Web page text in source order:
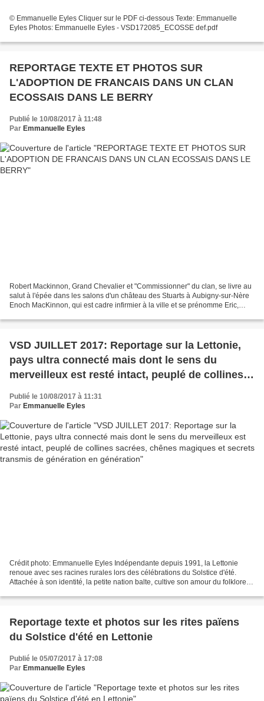
© Emmanuelle Eyles Cliquer sur le PDF ci-dessous Texte: Emmanuelle
Eyles Photos: Emmanuelle Eyles - VSD172085_ECOSSE def.pdf
REPORTAGE TEXTE ET PHOTOS SUR
L'ADOPTION DE FRANCAIS DANS UN CLAN
ECOSSAIS DANS LE BERRY
Publié le 10/08/2017 à 11:48
Par Emmanuelle Eyles
Robert Mackinnon, Grand Chevalier et "Commissionner" du clan, se livre au
salut à l'épée dans les salons d'un château des Stuarts à Aubigny-sur-Nère
Enoch MacKinnon, qui est cadre infirmier à la ville et se prénomme Eric,
VSD JUILLET 2017: Reportage sur la Lettonie,
pays ultra connecté mais dont le sens du
merveilleux est resté intact, peuplé de collines
de génération en génération
Publié le 10/08/2017 à 11:31
Par Emmanuelle Eyles
Crédit photo: Emmanuelle Eyles Indépendante depuis 1991, la Lettonie
renoue avec ses racines rurales lors des célébrations du Solstice d'été.
Attachée à son identité, la petite nation balte, cultive son amour du folklore et
Reportage texte et photos sur les rites païens
du Solstice d'été en Lettonie
Publié le 05/07/2017 à 17:08
Par Emmanuelle Eyles